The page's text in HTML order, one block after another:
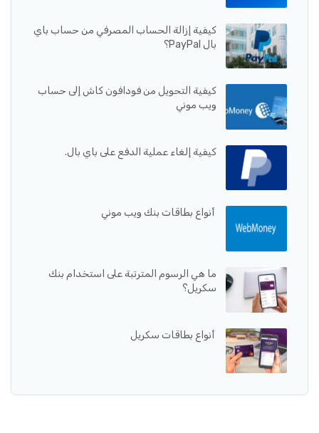
كيفية إزالة الحساب المصرفي من حساب باي
بال PayPal؟
كيفية التحويل من فودافون كاش إلى حساب
ويب موني
كيفية إلغاء عملية الدفع على باي بال.
أنواع بطاقات بنك ويب موني
ما هي الرسوم المترتبة على استخدام بنك
سكريل؟
أنواع بطاقات سكريل